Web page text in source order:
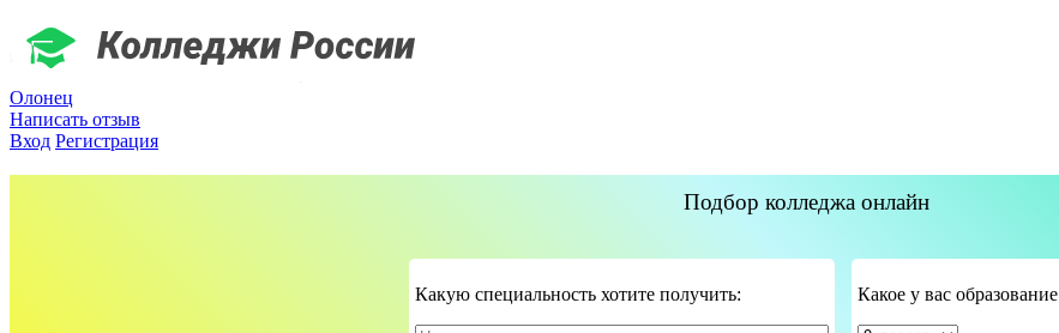
Олонец
Написать отзыв
Вход Регистрация
Подбор колледжа онлайн
Какую специальность хотите получить: Какое у вас образование